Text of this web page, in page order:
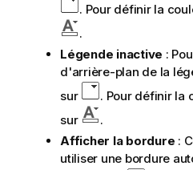
. Pour définir la
.
Légende inactive :
d'arrière-plan de la
sur
. Pour définir la
sur
.
Afficher la bordure :
utiliser une bordure